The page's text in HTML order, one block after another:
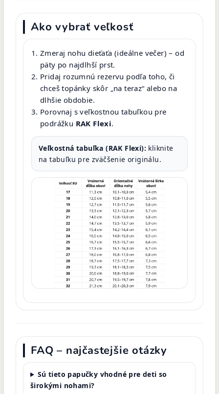
Ako vybrať veľkosť
Zmeraj nohu dieťaťa (ideálne večer) – od
päty po najdlhší prst.
Pridaj rozumnú rezervu podľa toho, či
chceš topánky skôr „na teraz“ alebo na
dlhšie obdobie.
Porovnaj s veľkostnou tabuľkou pre
podrážku RAK Flexi.
Veľkostná tabuľka (RAK Flexi): kliknite
na tabuľku pre zväčšenie originálu.
FAQ – najčastejšie otázky
Sú tieto papučky vhodné pre deti so
širokými nohami?